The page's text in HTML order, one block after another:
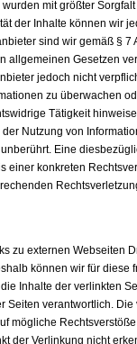
mit größter
der Inhalte können wir
sind wir gemäß § 7
allgemeinen Gesetzen
jedoch nicht
zu überwachen
Tätigkeit
Nutzung von
Eine
einer konkreten
zu externen Webseiten
können wir für diese
Inhalte der verlinkten
Seiten verantwortlich.
mögliche
der Verlinkung nicht